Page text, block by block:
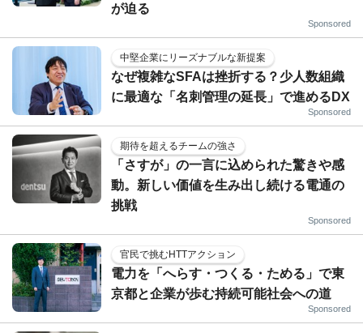
が迫る
Sponsored
中堅企業にリーズナブルな新提案
なぜ複雑なSFAは挫折する？少人数組織
に最適な「名刺管理の延長」で進めるDX
Sponsored
期待を超えるチームの強さ
「さすが」の一言に込められた驚きや感
動。新しい価値を生み出し続ける電通の
挑戦
Sponsored
官民で挑むHTTアクション
電力を「へらす・つくる・ためる」で東
京都と企業が歩む持続可能社会への道
Sponsored